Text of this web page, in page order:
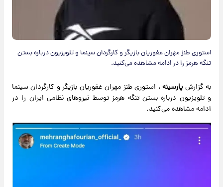
استوری طنز مهران غفوریان بازیگر و کارگردان سینما و تلویزیون درباره بستن
تنگه هرمز را در ادامه مشاهده می‌کنید.
به گزارشپارسینه، استوری طنز مهران غفوریان بازیگر و کارگردان سینما
و تلویزیون درباره بستن تنگه هرمز توسط نیروهای نظامی ایران را در
ادامه مشاهده می‌کنید.